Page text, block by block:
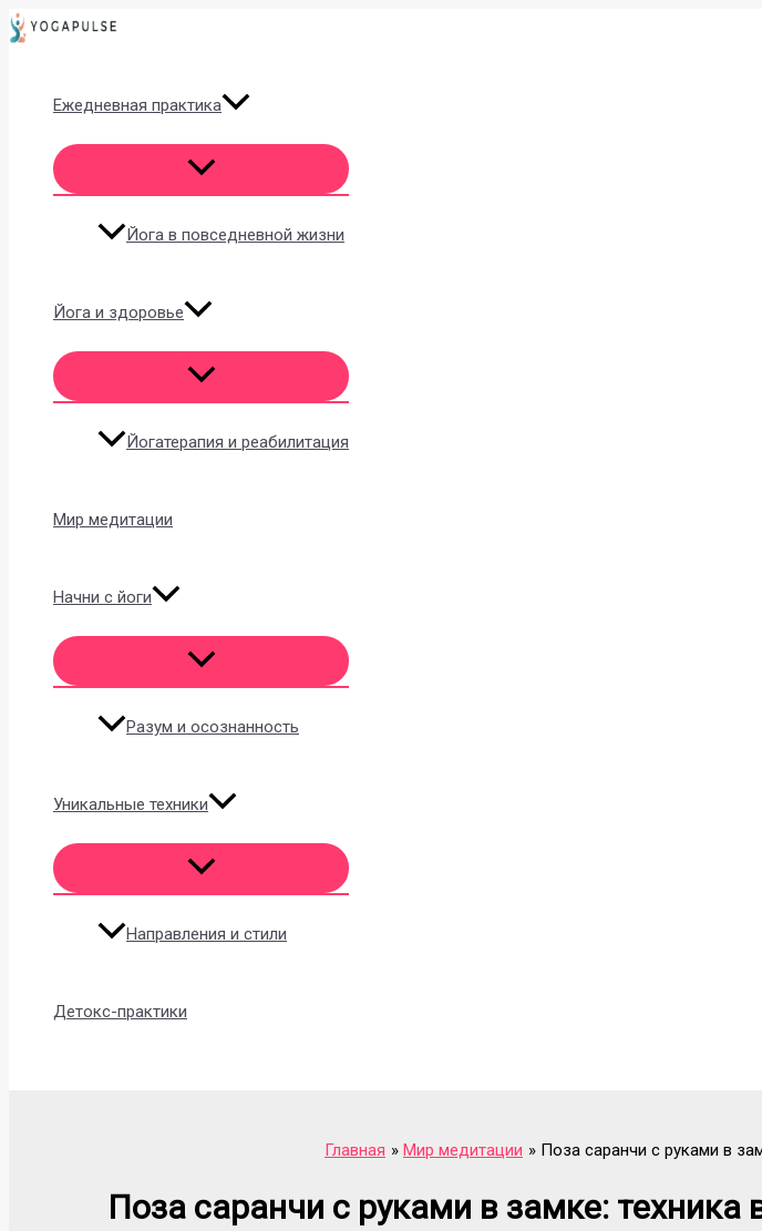
Перейти
к
Ежедневная практика
Йога в повседневной жизни
Йога и здоровье
Йогатерапия и реабилитация
Мир медитации
Начни с йоги
Разум и осознанность
Уникальные техники
Направления и стили
Детокс-практики
Главная Мир медитации Поза саранчи с руками в
Поза саранчи с руками в замке: